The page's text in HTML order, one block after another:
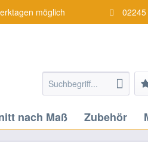
möglich
nach Maß Zubehör